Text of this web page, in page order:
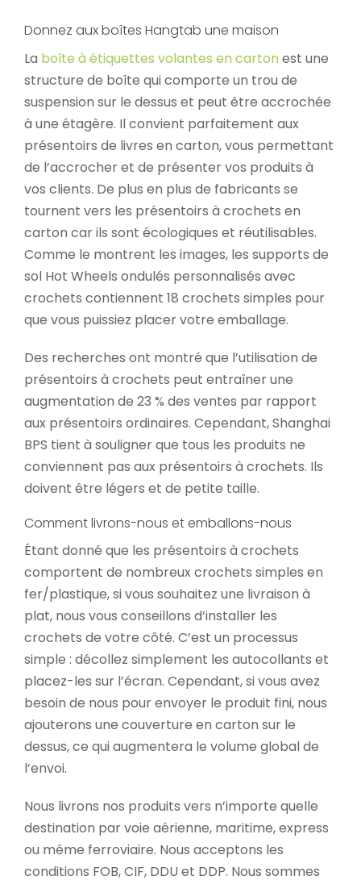
Donnez aux boîtes Hangtab une maison
La boîte à étiquettes volantes en cartonest une
structure de boîte qui comporte un trou de
suspension sur le dessus et peut être accrochée
à une étagère. Il convient parfaitement aux
présentoirs de livres en carton, vous permettant
de l’accrocher et de présenter vos produits à
vos clients. De plus en plus de fabricants se
tournent vers les présentoirs à crochets en
carton car ils sont écologiques et réutilisables.
Comme le montrent les images, les supports de
sol Hot Wheels ondulés personnalisés avec
crochets contiennent 18 crochets simples pour
que vous puissiez placer votre emballage.
Des recherches ont montré que l’utilisation de
présentoirs à crochets peut entraîner une
augmentation de 23 % des ventes par rapport
aux présentoirs ordinaires. Cependant, Shanghai
BPS tient à souligner que tous les produits ne
conviennent pas aux présentoirs à crochets. Ils
doivent être légers et de petite taille.
Comment livrons-nous et emballons-nous
Étant donné que les présentoirs à crochets
comportent de nombreux crochets simples en
fer/plastique, si vous souhaitez une livraison à
plat, nous vous conseillons d’installer les
crochets de votre côté. C’est un processus
simple : décollez simplement les autocollants et
placez-les sur l’écran. Cependant, si vous avez
besoin de nous pour envoyer le produit fini, nous
ajouterons une couverture en carton sur le
dessus, ce qui augmentera le volume global de
l’envoi.
Nous livrons nos produits vers n’importe quelle
destination par voie aérienne, maritime, express
ou même ferroviaire. Nous acceptons les
conditions FOB, CIF, DDU et DDP. Nous sommes